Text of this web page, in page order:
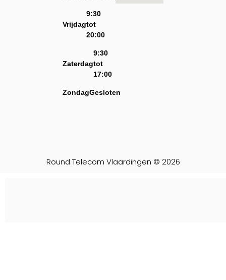
Vrijdag
9:30
tot
20:00
Zaterdag
9:30
tot
17:00
ZondagGesloten
Round Telecom Vlaardingen © 2026